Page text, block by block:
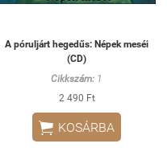
A póruljárt hegedűs: Népek meséi
(CD)
Cikkszám: 1
2 490 Ft
 KOSÁRBA